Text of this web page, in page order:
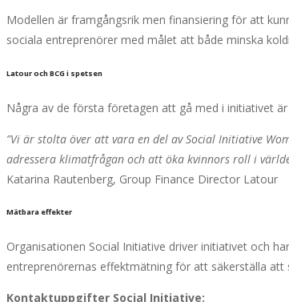
Modellen är framgångsrik men finansiering för att
sociala entreprenörer med målet att både minska
Latour och BCG i spetsen
Några av de första företagen att gå med i initiativet
”Vi är stolta över att vara en del av Social Initiative
adressera klimatfrågan och att öka kvinnors roll i
Katarina Rautenberg, Group Finance Director Latour
Mätbara effekter
Organisationen Social Initiative driver initiativet och
entreprenörernas effektmätning för att säkerställa
Kontaktuppgifter Social Initiative: